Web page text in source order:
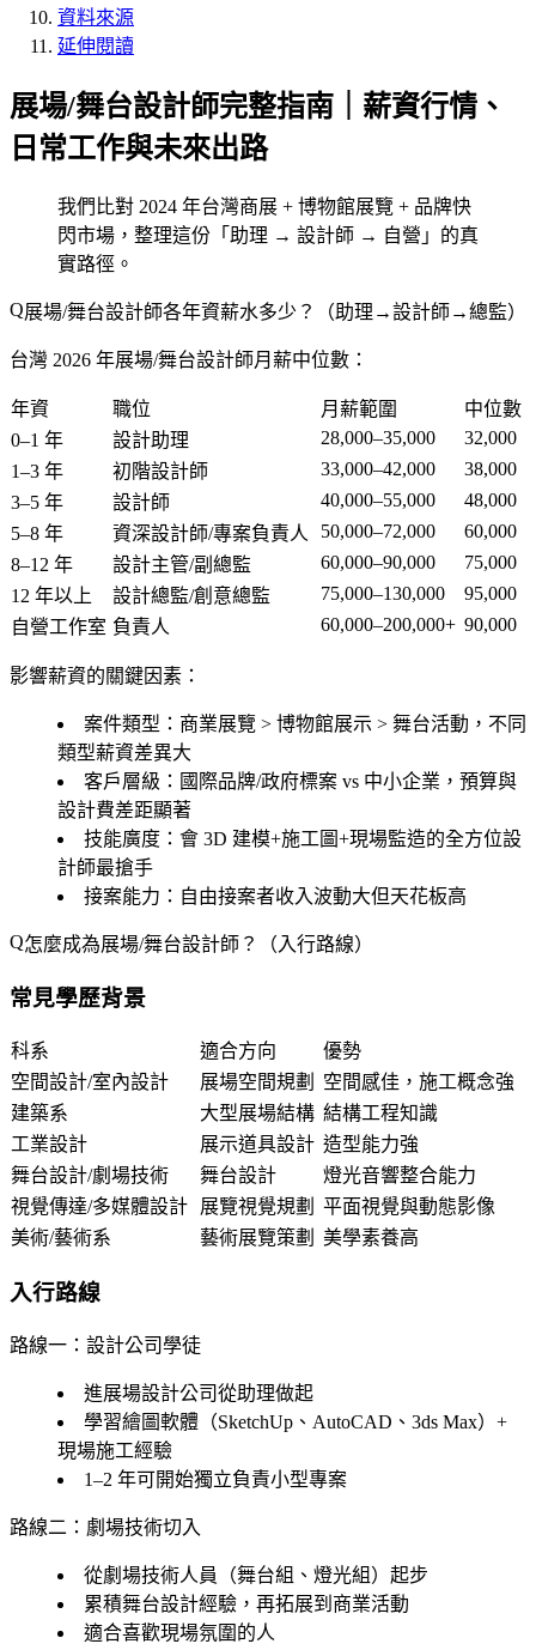
資料來源
延伸閱讀
展場/舞台設計師完整指南｜薪資行情、
日常工作與未來出路
我們比對 2024 年台灣商展 + 博物館展覽 + 品牌快
閃市場，整理這份「助理 → 設計師 → 自營」的真
實路徑。
展場/舞台設計師各年資薪水多少？（助理→設計師→總監）
台灣 2026 年展場/舞台設計師月薪中位數：
年資 職位 月薪範圍
中位數
0–1 年
設計助理 28,000–35,000
32,000
1–3 年
初階設計師 33,000–42,000
38,000
3–5 年
設計師 40,000–55,000
48,000
5–8 年
資深設計師/專案負責人 50,000–72,000
60,000
8–12 年
設計主管/副總監 60,000–90,000
75,000
12 年以上
設計總監/創意總監 75,000–130,000
95,000
自營工作室 負責人 60,000–200,000+ 90,000
影響薪資的關鍵因素：
案件類型 ：商業展覽 > 博物館展示 > 舞台活動，不同
類型薪資差異大
客戶層級 ：國際品牌/政府標案 vs 中小企業，預算與
設計費差距顯著
技能廣度 ：會 3D 建模+施工圖+現場監造的全方位設
計師最搶手
接案能力 ：自由接案者收入波動大但天花板高
怎麼成為展場/舞台設計師？（入行路線）
常見學歷背景
科系 適合方向
優勢
空間設計/室內設計
展場空間規劃
空間感佳，施工概念強
建築系
大型展場結構 結構工程知識
工業設計
展示道具設計 造型能力強
舞台設計/劇場技術
舞台設計
燈光音響整合能力
視覺傳達/多媒體設計
展覽視覺規劃
平面視覺與動態影像
美術/藝術系
藝術展覽策劃 美學素養高
入行路線
路線一：設計公司學徒
進展場設計公司從助理做起
學習繪圖軟體（SketchUp、AutoCAD、3ds Max）+
現場施工經驗
1–2 年可開始獨立負責小型專案
路線二：劇場技術切入
從劇場技術人員（舞台組、燈光組）起步
累積舞台設計經驗，再拓展到商業活動
適合喜歡現場氛圍的人